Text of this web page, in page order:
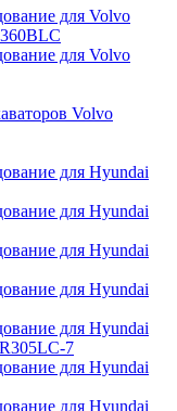
для Volvo
для Volvo
Volvo
для Hyundai
для Hyundai
для Hyundai
для Hyundai
для Hyundai
7
для Hyundai
для Hyundai